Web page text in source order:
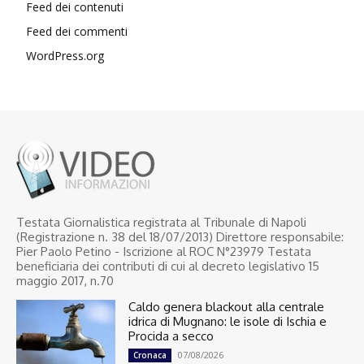
Feed dei contenuti
Feed dei commenti
WordPress.org
Testata Giornalistica registrata al Tribunale di Napoli
(Registrazione n. 38 del 18/07/2013) Direttore responsabile:
Pier Paolo Petino - Iscrizione al ROC N°23979 Testata
beneficiaria dei contributi di cui al decreto legislativo 15
maggio 2017, n.70
Caldo genera blackout alla centrale
idrica di Mugnano: le isole di Ischia e
Procida a secco
Cronaca 07/08/2026